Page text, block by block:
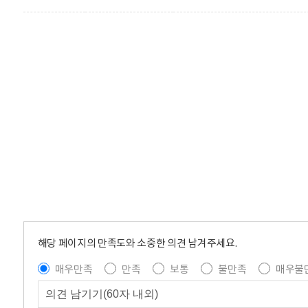
해당 페이지의 만족도와 소중한 의견 남겨주세요.
매우만족
만족 보통 불만족 매우불